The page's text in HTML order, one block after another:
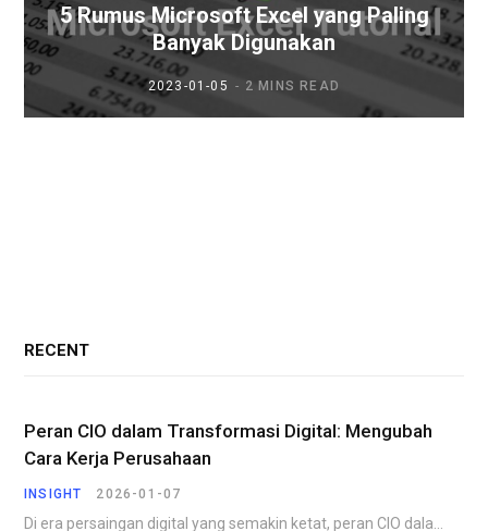
5 Rumus Microsoft Excel yang Paling
Banyak Digunakan
2023-01-05 2 MINS READ
RECENT
Peran CIO dalam Transformasi Digital: Mengubah
Cara Kerja Perusahaan
INSIGHT 2026-01-07